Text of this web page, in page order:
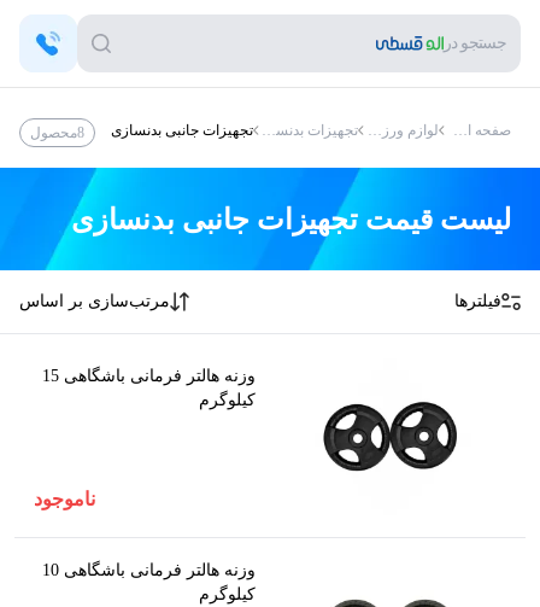
جستجو در
صفحه اصلی لوازم ورزشی تجهیزات بدنسازی تجهیزات جانبی بدنسازی 8محصول
لیست قیمت تجهیزات جانبی بدنسازی
فیلترها مرتب‌سازی بر اساس
وزنه هالتر فرمانی باشگاهی 15
کیلوگرم
ناموجود
وزنه هالتر فرمانی باشگاهی 10
کیلوگرم